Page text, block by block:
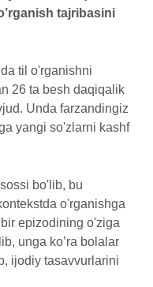
tajribasini
til o'rganishni
26 ta besh daqiqalik
Unda farzandingiz
yangi so'zlarni kashf
bo'lib, bu
o'rganishga
epizodining o'ziga
unga ko’ra bolalar
ijodiy tasavvurlarini